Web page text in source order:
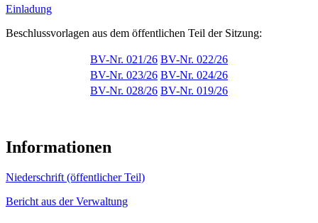
Einladung
Beschlussvorlagen aus dem öffentlichen Teil der Sitzung:
BV-Nr. 021/26 BV-Nr. 022/26
BV-Nr. 023/26 BV-Nr. 024/26
BV-Nr. 028/26 BV-Nr. 019/26
Informationen
Niederschrift (öffentlicher Teil)
Bericht aus der Verwaltung